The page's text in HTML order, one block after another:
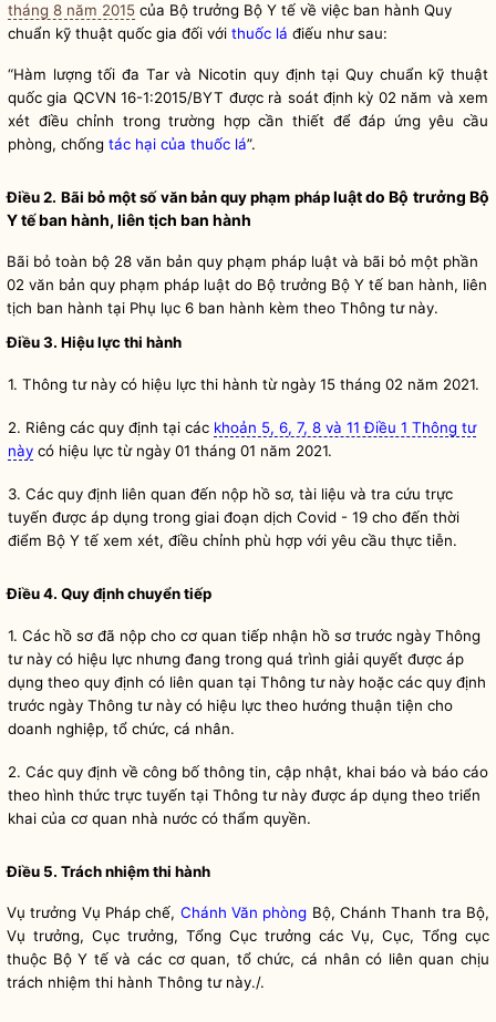
tháng 8 năm 2015 của Bộ trưởng Bộ Y tế về việc ban hành Quy
chuẩn kỹ thuật quốc gia đối với thuốc lá điếu như sau:
“Hàm lượng tối đa Tar và Nicotin quy định tại Quy chuẩn kỹ thuật
quốc gia QCVN 16-1:2015/BYT được rà soát định kỳ 02 năm và xem
xét điều chỉnh trong trường hợp cần thiết để đáp ứng yêu cầu
phòng, chống tác hại của thuốc lá”.
Điều 2. Bãi bỏ một số văn bản quy phạm phápluậtdoBộ trưởng Bộ
Y tế ban hành, liên tịch ban hành
Bãi bỏ toàn bộ 28 văn bản quy phạm pháp luật và bãi bỏ một phần
02 văn bản quy phạm pháp luật do Bộ trưởng Bộ Y tế ban hành, liên
tịch ban hành tại Phụ lục 6 ban hành kèm theo Thông tư này.
Điều 3. Hiệu lực thi hành
1. Thông tư này có hiệu lực thi hành từ ngày 15 tháng 02 năm 2021.
2. Riêng các quy định tại các khoản 5, 6, 7, 8 và 11 Điều 1 Thông tư
này có hiệu lực từ ngày 01 tháng 01 năm 2021.
3. Các quy định liên quan đến nộp hồ sơ, tài liệu và tra cứu trực
tuyến được áp dụng trong giai đoạn dịch Covid - 19 cho đến thời
điểm Bộ Y tế xem xét, điều chỉnh phù hợp với yêu cầu thực tiễn.
Điều 4. Quy định chuyển tiếp
1. Các hồ sơ đã nộp cho cơ quan tiếp nhận hồ sơ trước ngày Thông
tư này có hiệu lực nhưng đang trong quá trình giải quyết được áp
dụng theo quy định có liên quan tại Thông tư này hoặc các quy định
trước ngày Thông tư này có hiệu lực theo hướng thuận tiện cho
doanh nghiệp, tổ chức, cá nhân.
2. Các quy định về công bố thông tin, cập nhật, khai báo và báo cáo
theo hình thức trực tuyến tại Thông tư này được áp dụng theo triển
khai của cơ quan nhà nước có thẩm quyền.
Điều 5. Trách nhiệm thi hành
Vụ trưởng Vụ Pháp chế, Chánh Văn phòng Bộ, Chánh Thanh tra Bộ,
Vụ trưởng, Cục trưởng, Tổng Cục trưởng các Vụ, Cục, Tổng cục
thuộc Bộ Y tế và các cơ quan, tổ chức, cá nhân có liên quan chịu
trách nhiệm thi hành Thông tư này./.